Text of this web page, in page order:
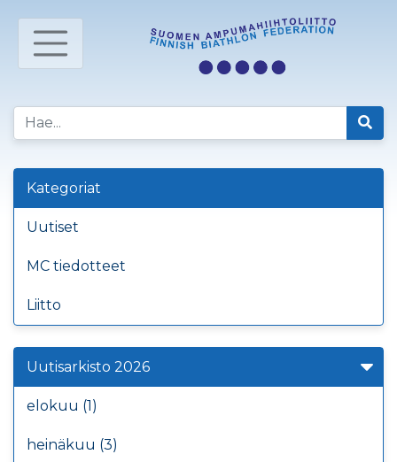
Kategoriat
Uutiset
MC tiedotteet
Liitto
Uutisarkisto 2026
elokuu (1)
heinäkuu (3)